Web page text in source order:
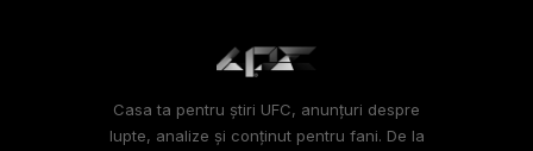
Casa ta pentru știri UFC, anunțuri despre
lupte, analize și conținut pentru fani. De la